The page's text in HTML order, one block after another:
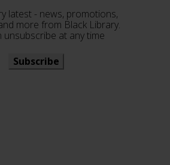
latest - news, promotions,
more from Black Library.
unsubscribe at any time
Subscribe